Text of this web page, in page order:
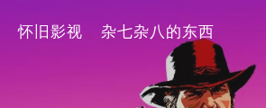
怀旧影视 杂七杂八的东西